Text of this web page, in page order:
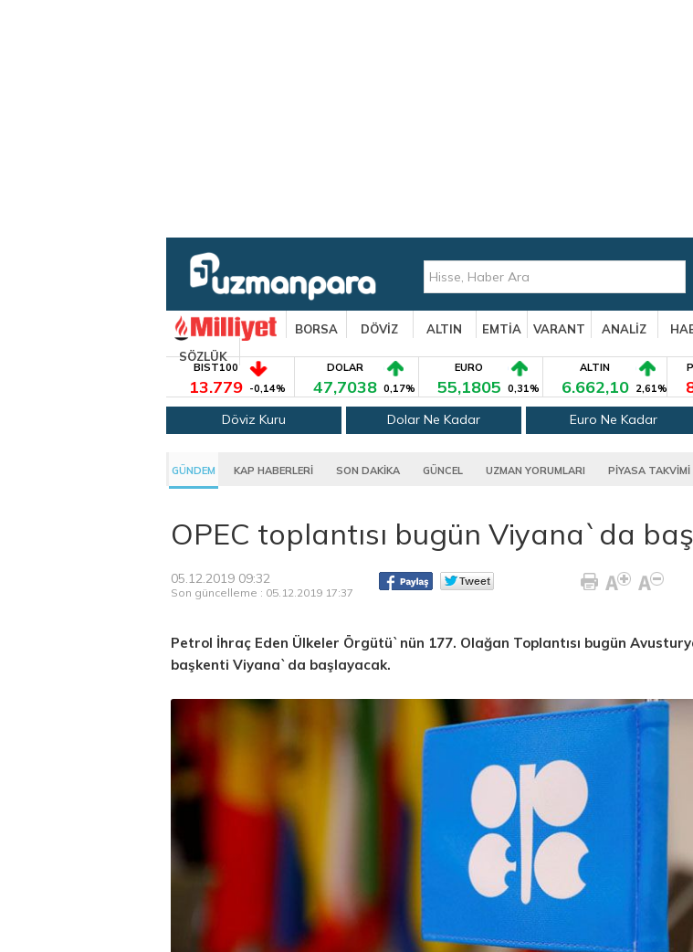
BORSA DÖVİZ ALTIN EMTİA VARANT ANALİZ
SÖZLÜK
BIST100
13.779 -0,14%
DOLAR
47,7038 0,17%
EURO
55,1805 0,31%
ALTIN
6.662,10 2,61%
Döviz Kuru Dolar Ne Kadar Euro Ne Kadar
GÜNDEM KAP HABERLERİ SON DAKİKA GÜNCEL UZMAN YORUMLARI PİYASA TAKVİMİ
OPEC toplantısı bugün Viyana`da
05.12.2019 09:32
Son güncelleme : 05.12.2019 17:37
Petrol İhraç Eden Ülkeler Örgütü`nün 177. Olağan Toplantısı bugün
başkenti Viyana`da başlayacak.